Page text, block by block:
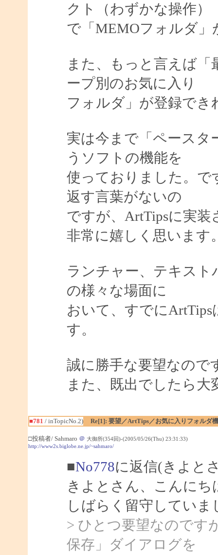
クト（わずかな操作）
で「MEMOフォルダ
また、もっと言えば
ープ別のお気に入り
フォルダ」が登録で
実は今まで「ペースタ
うソフトの機能を
使っておりました。
返す言葉がないの
ですが、ArtTipsに実
非常に嬉しく思います
ランチャー、テキス
の様々な場面に
おいて、すでに
す。
誠に勝手な要望なので
また、既出でしたら
■781 / inTopicNo.2) Re[1]: 要望／ArtTips／お気に入りフォルダ
□投稿者/ Sahmaro ＠ 大御所(354回)-(2005/05/26(Thu) 23:31:33)
http://www2s.biglobe.ne.jp/~sahmaro/
■No778に返信(きよと
きよとさん、こんにち
しばらく留守していま
> ひとつ要望なのです
保存」ダイアログを